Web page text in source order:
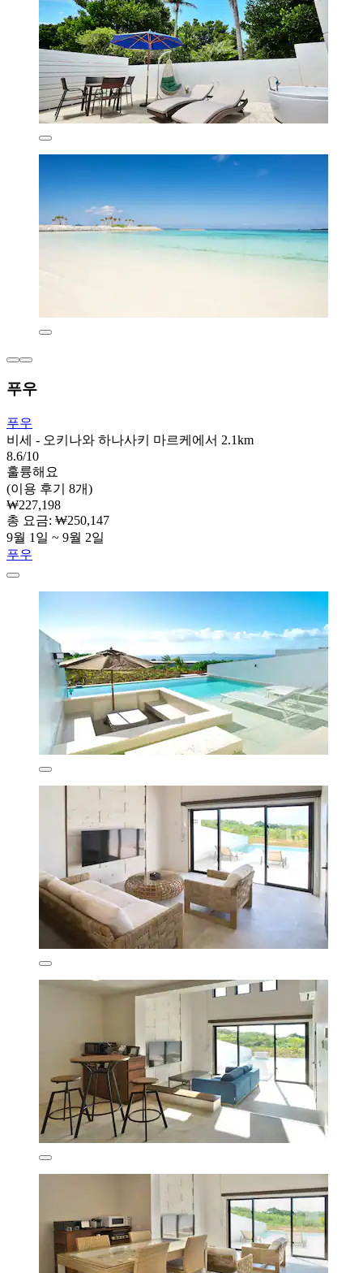
푸우
푸우
비세 - 오키나와 하나사키 마르케에서 2.1km
8.6/10
훌륭해요
(이용 후기 8개)
₩227,198
총 요금: ₩250,147
9월 1일 ~ 9월 2일
푸우